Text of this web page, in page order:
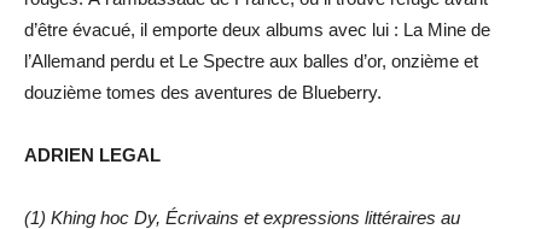
d’être évacué, il emporte deux albums avec lui : La Mine de
l’Allemand perdu et Le Spectre aux balles d’or, onzième et
douzième tomes des aventures de Blueberry.
ADRIEN LEGAL
(1) Khing hoc Dy, Écrivains et expressions littéraires au